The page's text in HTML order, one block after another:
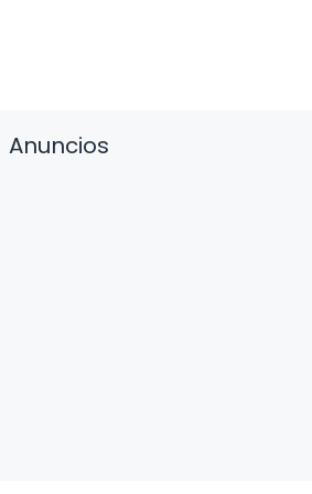
Anuncios